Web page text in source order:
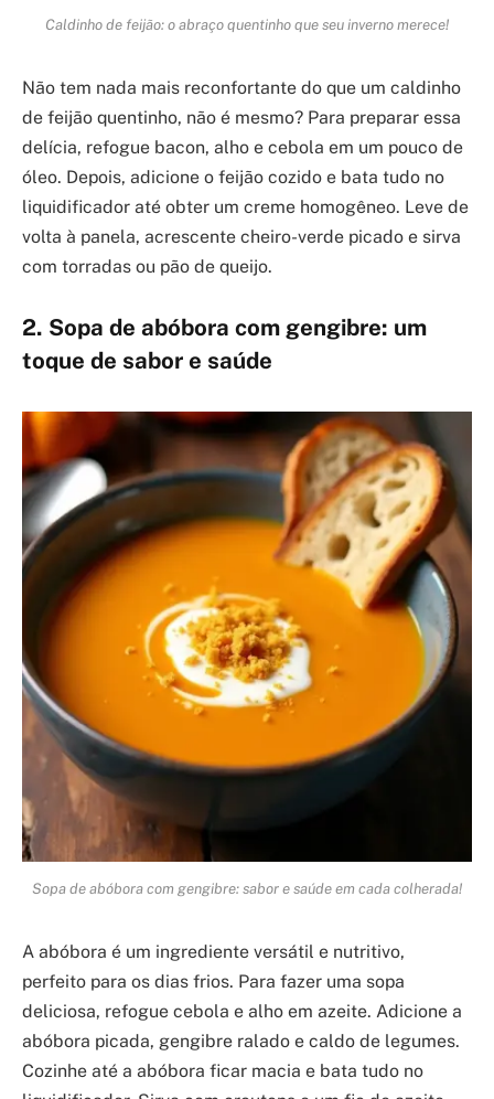
Caldinho de feijão: o abraço quentinho que seu inverno merece!
Não tem nada mais reconfortante do que um caldinho
de feijão quentinho, não é mesmo? Para preparar essa
delícia, refogue bacon, alho e cebola em um pouco de
óleo. Depois, adicione o feijão cozido e bata tudo no
liquidificador até obter um creme homogêneo. Leve de
volta à panela, acrescente cheiro-verde picado e sirva
com torradas ou pão de queijo.
2. Sopa de abóbora com gengibre: um
toque de sabor e saúde
Sopa de abóbora com gengibre: sabor e saúde em cada colherada!
A abóbora é um ingrediente versátil e nutritivo,
perfeito para os dias frios. Para fazer uma sopa
deliciosa, refogue cebola e alho em azeite. Adicione a
abóbora picada, gengibre ralado e caldo de legumes.
Cozinhe até a abóbora ficar macia e bata tudo no